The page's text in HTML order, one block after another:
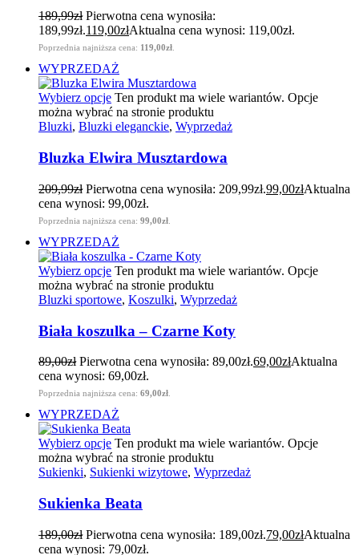
189,99zł Pierwotna cena wynosiła:
189,99zł.119,00złAktualna cena wynosi: 119,00zł.
Poprzednia najniższa cena: 119,00zł
WYPRZEDAŻ
Wybierz opcje Ten produkt ma wiele wariantów. Opcje
można wybrać na stronie produktu
Bluzki, Bluzki eleganckie, Wyprzedaż
Bluzka Elwira Musztardowa
209,99zł Pierwotna cena wynosiła: 209,99zł.99,00złAktualna
cena wynosi: 99,00zł.
Poprzednia najniższa cena: 99,00zł
WYPRZEDAŻ
Wybierz opcje Ten produkt ma wiele wariantów. Opcje
można wybrać na stronie produktu
Bluzki sportowe, Koszulki, Wyprzedaż
Biała koszulka – Czarne Koty
89,00zł Pierwotna cena wynosiła: 89,00zł.69,00złAktualna
cena wynosi: 69,00zł.
Poprzednia najniższa cena: 69,00zł
WYPRZEDAŻ
Wybierz opcje Ten produkt ma wiele wariantów. Opcje
można wybrać na stronie produktu
Sukienki, Sukienki wizytowe, Wyprzedaż
Sukienka Beata
189,00zł Pierwotna cena wynosiła: 189,00zł.79,00złAktualna
cena wynosi: 79,00zł.